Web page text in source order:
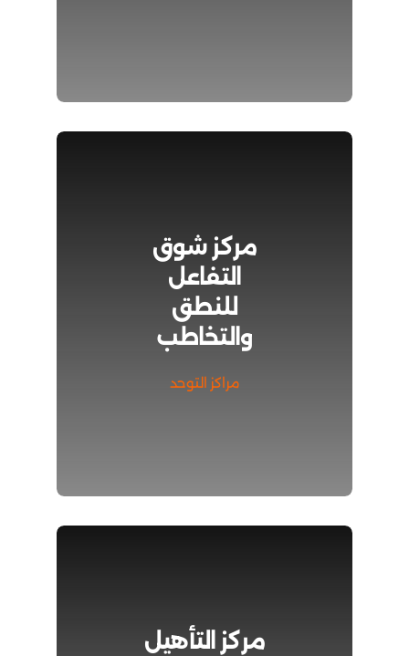
مركز شوق
التفاعل
للنطق
والتخاطب
مراكز التوحد
مركز التأهيل